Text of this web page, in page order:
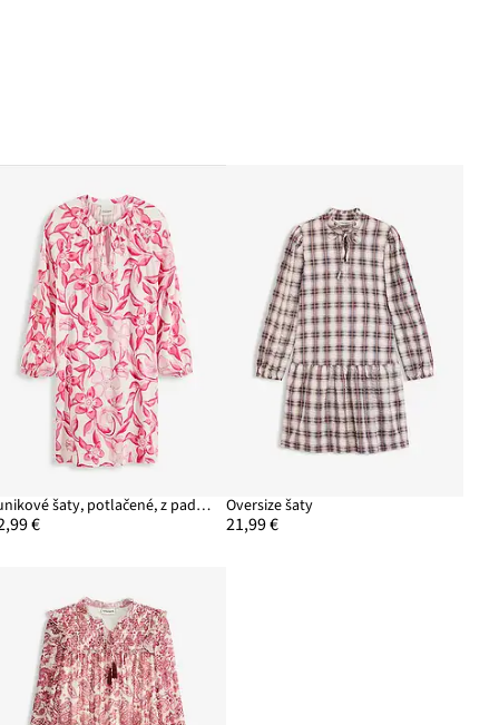
Tunikové šaty, potlačené, z padavej viskózy
€
Oversize šaty
21,99 €